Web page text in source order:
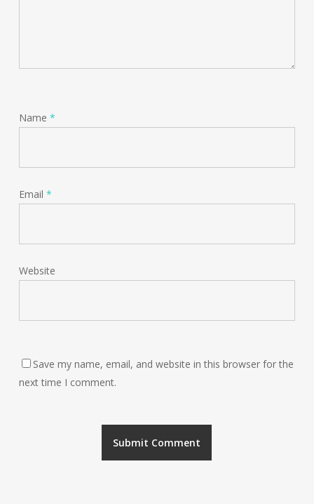
Name *
Email *
Website
Save my name, email, and website in this browser for the
next time I comment.